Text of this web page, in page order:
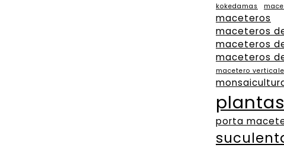
kokedamas
maceteros
maceteros
maceteros
maceteros
macetero
plantas
porta